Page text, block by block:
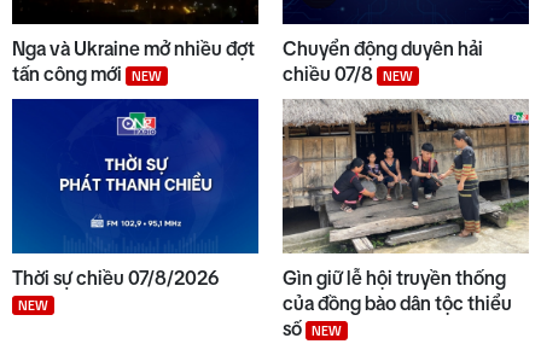
Nga và Ukraine mở nhiều đợt
tấn công mới
NEW
Chuyển động duyên hải
chiều 07/8
NEW
Thời sự chiều 07/8/2026
NEW
Gìn giữ lễ hội truyền thống
của đồng bào dân tộc thiểu
số
NEW